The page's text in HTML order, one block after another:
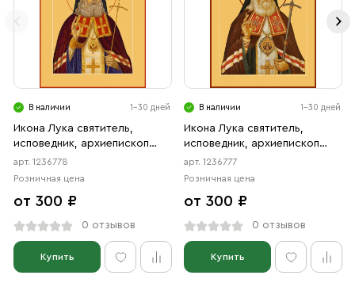
В наличии 1-30 дней
Икона Лука святитель,
исповедник, архиепископ
Крымский (АРТ.06778)
арт. 1236778
Розничная цена
от 300 ₽
0 отзывов
Купить
В наличии 1-30 дней
Икона Лука святитель,
исповедник, архиепископ
Крымский (АРТ.06777)
арт. 1236777
Розничная цена
от 300 ₽
0 отзывов
Купить